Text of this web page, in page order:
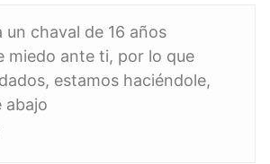
un chaval de 16 años
miedo ante ti, por lo que
estamos haciéndole,
abajo